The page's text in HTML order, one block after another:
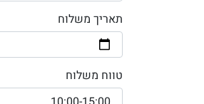
תאריך משלוח
טווח משלוח